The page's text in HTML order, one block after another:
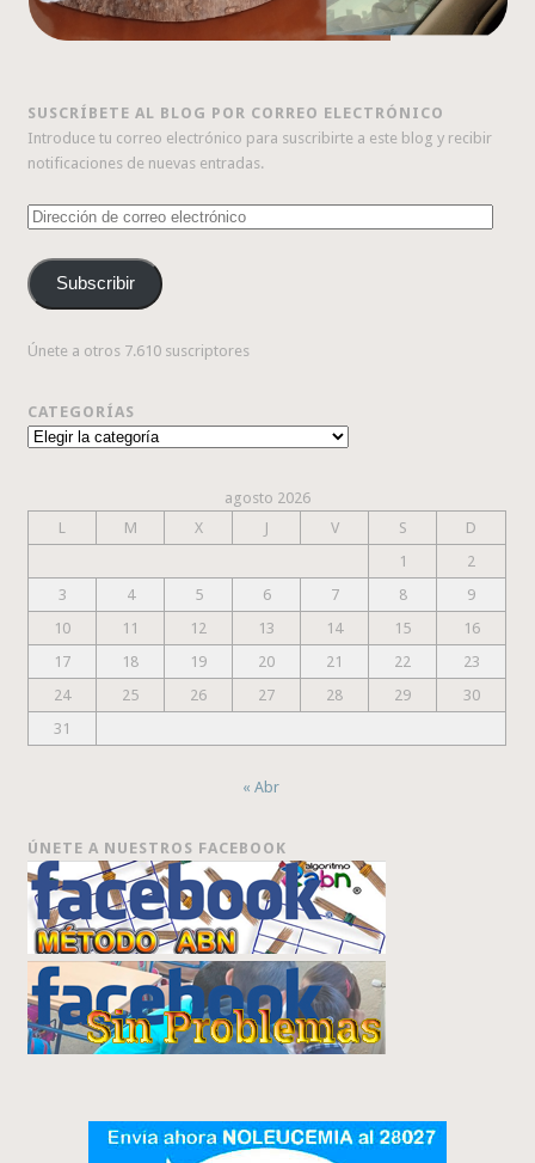
SUSCRÍBETE AL BLOG POR CORREO ELECTRÓNICO
Introduce tu correo electrónico para suscribirte a este blog y recibir
notificaciones de nuevas entradas.
Dirección
correo
electrónico
Subscribir
Únete a otros 7.610 suscriptores
CATEGORÍAS
Categorías
agosto 2026
L
M X J V S
D
1
2
3
4 5 6 7 8
9
10
11 12 13 14 15
16
17
18 19 20 21 22
23
24
25 26 27 28 29
30
31
« Abr
ÚNETE A NUESTROS FACEBOOK